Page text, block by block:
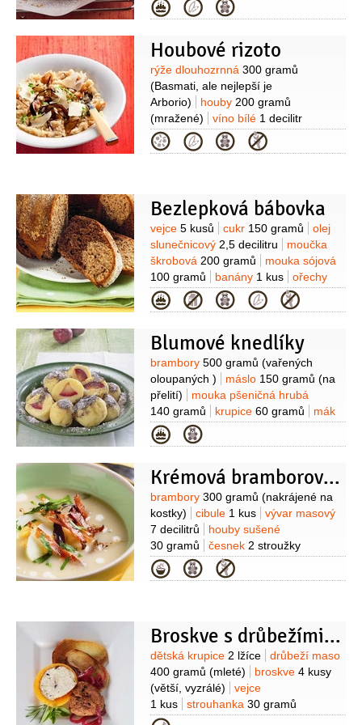
80 gramů
mouka pšeničná
náplň: pudinkový prášek vanilkový
100 gramů (vařená)
cukr
70 gramů
žloutek1 kus
máslo
25 gramů
Kategorie
Houbové rizoto
Suroviny
rýže dlouhozrnná 300 gramů
(Basmati, ale nejlepší je
Arborio)
houby 200 gramů
(mražené)
víno bílé 1 decilitr
(suché)
olej olivový
2/3decilitru máslo60 gramů
cibule
(masový nebo zeleninový)
Kategorie
Bezlepková bábovka
Suroviny
vejce 5 kusů cukr 150 gramů
olej
slunečnicový 2,5 decilitru
moučka
škrobová 200 gramů
mouka sójová
100 gramů
banány 1 kus
ořechy
vlašské100 gramů
(jemně
umleté)
kakao2 lžíce
kypřící prášek
Kategorie
Blumové knedlíky
Suroviny
brambory 500 gramů (vařených
oloupaných )
máslo 150 gramů (na
přelití)
mouka pšeničná hrubá
140 gramů
krupice 60 gramů
mák
5 lžic
(mletý, na ozdobu)
moučkový5 lžic (na ozdobu)
vejce
(na posypání válu)
Kategorie
Krémová bramborová polévka
Suroviny
brambory 300 gramů (nakrájené na
kostky)
cibule 1 kus
vývar masový
7 decilitrů
houby sušené
30 gramů
česnek 2 stroužky
(plátky)
smetana na šlehání
(33%)
máslo40 gramů
slanina
Kategorie
Broskve s drůbežími kuličkami
Suroviny
dětská krupice 2 lžíce
drůbeží maso
400 gramů (mleté) broskve 4 kusy
(větší, vyzrálé)
vejce
1 kus
strouhanka 30 gramů
(prosátá)